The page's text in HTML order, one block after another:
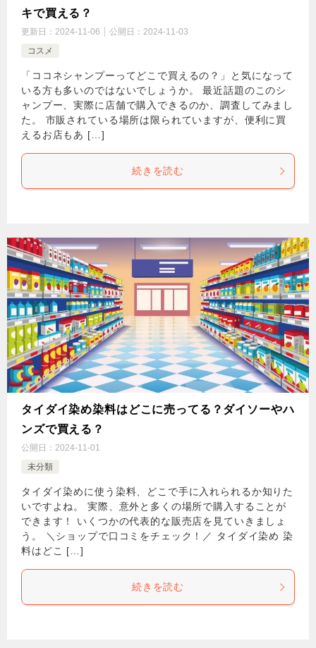
キで買える？
更新日： 2024-11-06 公開日： 2024-11-03
コスメ
「ココネシャンプーってどこで買えるの？」と気になって
いる方も多いのではないでしょうか。 最近話題のこのシ
ャンプー、実際に店舗で購入できるのか、調査してみまし
た。 市販されている場所は限られていますが、便利に買
えるお店もあ […]
続きを読む
タイダイ染め染料はどこに売ってる？ダイソーやハ
ンズで買える？
公開日： 2024-11-01
未分類
タイダイ染めに使う染料、どこで手に入れられるか知りた
いですよね。 実際、意外と多くの場所で購入することが
できます！ いくつかの代表的な販売店を見ていきましょ
う。 ＼ショップで口コミをチェック！／ タイダイ染め 染
料はどこ […]
続きを読む